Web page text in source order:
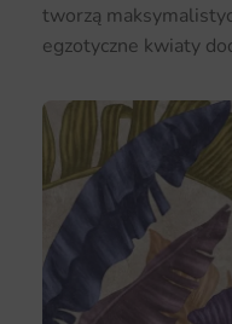
tworzą
egzotyczne kwiaty